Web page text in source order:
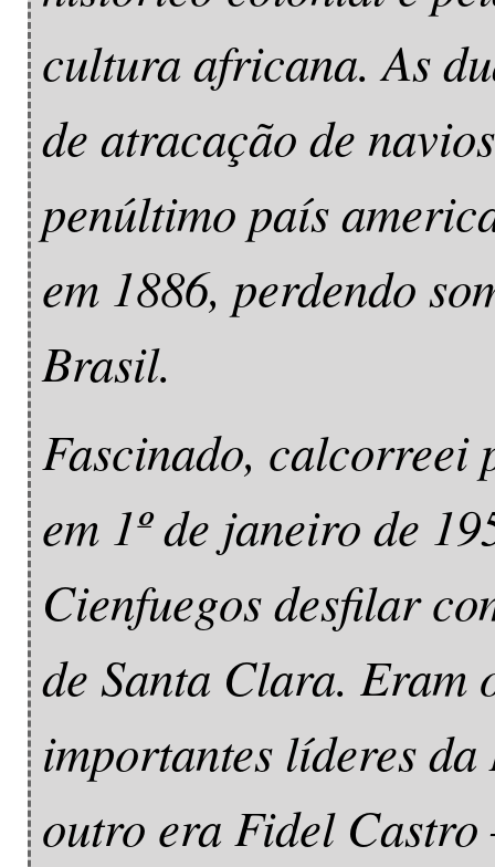
cultura africana. As
de atracação de
penúltimo país
em 1886, perdendo
Brasil.
Fascinado, calcorreei
em 1º de janeiro de
Cienfuegos desfilar
de Santa Clara. Eram
importantes líderes
outro era Fidel